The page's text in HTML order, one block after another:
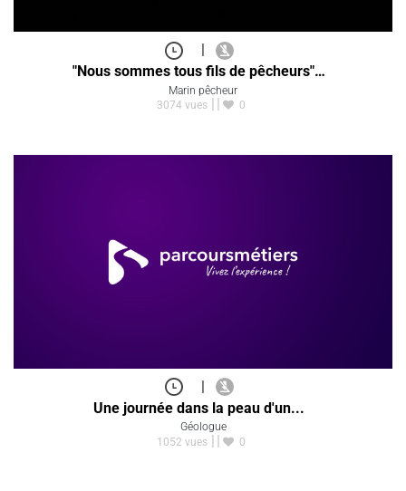
"Nous sommes tous fils de pêcheurs"…
Marin pêcheur
3074 vues
0
|
Une journée dans la peau d'un...
Géologue
1052 vues
0